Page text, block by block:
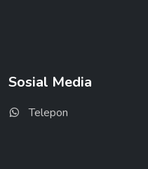
Sosial Media
Telepon